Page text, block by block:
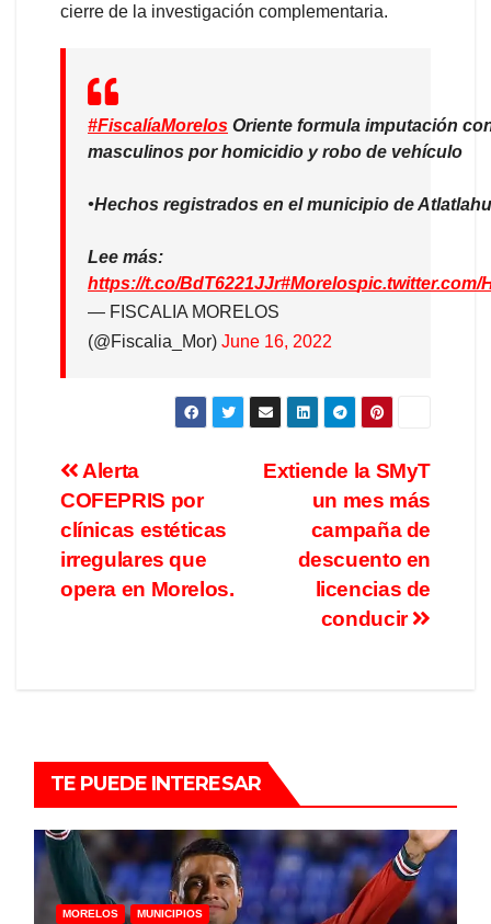
cierre de la investigación complementaria.
#FiscalíaMorelos Oriente formula imputación
masculinos por homicidio y robo de vehículo
•Hechos registrados en el municipio de
Lee más:
https://t.co/BdT6221JJr#Morelospic.twitter.com/
— FISCALIA MORELOS
(@Fiscalia_Mor) June 16, 2022
Extiende la SMyT
un mes más
campaña de
descuento en
licencias de
conducir
Alerta
COFEPRIS por
clínicas estéticas
irregulares que
opera en Morelos.
TE PUEDE INTERESAR
MORELOS MUNICIPIOS